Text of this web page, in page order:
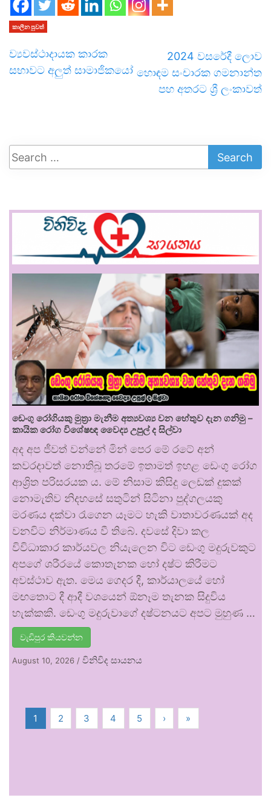
කාලීන පුවත්
ව්‍යවස්ථාදායක කාරක
සභාවට අලුත් සාමාජිකයෝ
2024 වසරේදී ලොව
හොඳම සංචාරක ගමනාන්ත
පහ අතරට ශ්‍රී ලංකාවත්
ඩෙංගු රෝගියකු ⁣මුත්‍රා මැනීම අත්‍යවශ්‍ය වන හේතුව දැන ගනිමු –
කායික රෝග විශේෂඥ වෛද්‍ය උපුල් ද සිල්වා
අද අප ජීවත් වන්නේ මින් පෙර මේ රටේ අන්
කවරදාවත් නොතිබූ තරමේ ඉතාමත් ඉහළ ඩෙංගු රෝග
ආශ්‍රිත පරිසරයක ය. මේ නිසාම කිසිදු ලෙඩක් දුකක්
නොමැතිව නිදහසේ සතුටින් සිටිනා පුද්ගලයකු
මරණය දක්වා රැගෙන යෑමට හැකි වාතාවරණයක් අද
වනවිට නිර්මාණය වී තිබේ. දවසේ දිවා කල
විවිධාකාර කාර්යවල නියැලෙන විට ඩෙංගු මදුරුවකුට
අපගේ ශරීරයේ කොතැනක හෝ දෂ්ට කිරීමට
අවස්ථාව ඇත. මෙය ගෙදර දී, කාර්යාලයේ හෝ
මඟතොට දී ආදී වශයෙන් ඕනෑම තැනක සිදුවිය
හැක්කකි. ඩෙංගු මදුරුවාගේ දෂ්ටනයට අපට මුහුණ …
වැඩිපුර කියවන්න
August 10, 2026 / විනිවිද සායනය
1 2 3 4 5 › »